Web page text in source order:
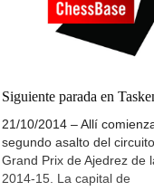
Siguiente parada en
21/10/2014 – Allí
segundo asalto del
Grand Prix de Ajedrez de
2014-15. La capital de